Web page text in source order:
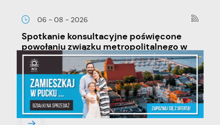
06 - 08 - 2026
Spotkanie konsultacyjne poświęcone
powołaniu związku metropolitalnego w
województwie pomorskim
Szanowni Państwo, serdecznie zapraszamy
na otwarte spotkanie konsultacyjne,
poświęcone powołaniu...